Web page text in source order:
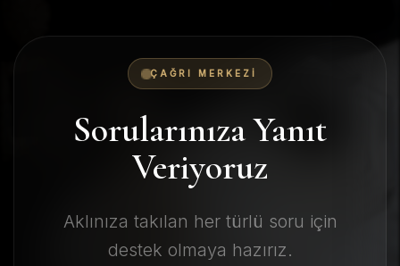
ÇAĞRI MERKEZI
Sorularınıza Yanıt
Veriyoruz
Aklınıza takılan her türlü soru için
destek olmaya hazırız.